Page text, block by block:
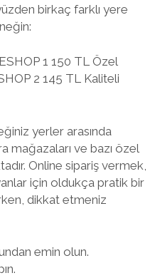
birkaç farklı yere
1 150 TL Özel
2 145 TL Kaliteli
yerler arasında
mağazaları ve bazı özel
Online sipariş vermek,
için oldukça pratik bir
dikkat etmeniz
emin olun.